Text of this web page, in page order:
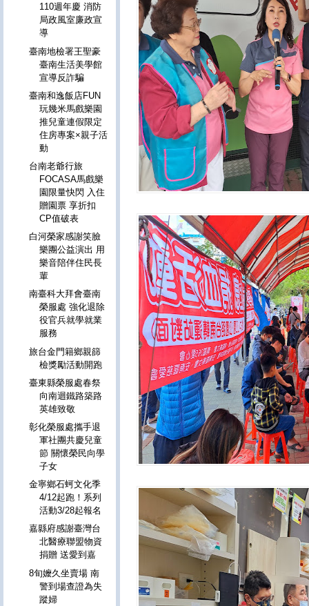
110週年慶 消防
局政風室廉政宣
導
臺南地檢署王聖豪
臺南生活美學館
宣導反詐騙
臺南和逸飯店FUN
玩幾米馬戲樂園
推兒童連假限定
住房專案×親子活
動
台南老爺行旅
FOCASA馬戲樂
園限量快閃 入住
贈園票 享折扣
CP值破表
白河榮家感謝笑臉
樂團公益演出 用
樂音陪伴住民長
輩
南臺科大拜會臺南
榮服處 強化退除
役官兵就學就業
服務
旅台金門籍鄉親篩
檢獎勵活動開跑
臺東縣榮服處春祭
向南迴鐵路築路
英雄致敬
彰化榮服處攜手退
軍社團共慶兒童
節 關懷榮民向學
子女
金寧鄉石蚵文化季
4/12起跑！系列
活動3/28起報名
嘉縣府感謝臺灣台
北醫療聯盟物資
捐贈 送愛到嘉
8旬嬤久坐賣場 南
警到場查證為失
蹤婦